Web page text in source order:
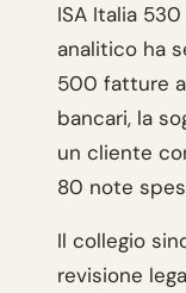
ISA Italia
analitico ha
500 fatture
bancari, la
un cliente
80 note
Il collegio
revisione